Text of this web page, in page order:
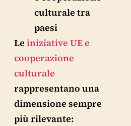
culturale tra
paesi
Le iniziative UE e
cooperazione
culturale
rappresentano una
dimensione sempre
più rilevante: